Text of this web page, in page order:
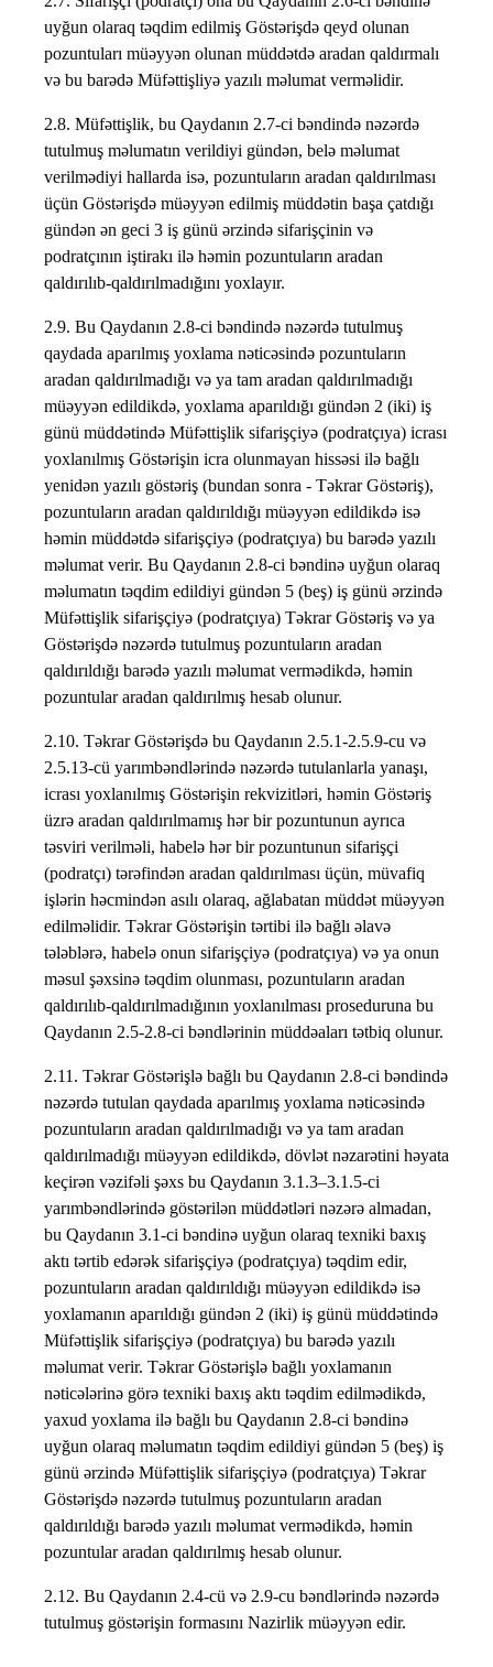
uyğun olaraq təqdim edilmiş Göstərişdə qeyd olunan
pozuntuları müəyyən olunan müddətdə aradan qaldırmalı
və bu barədə Müfəttişliyə yazılı məlumat verməlidir.
2.8. Müfəttişlik, bu Qaydanın 2.7-ci bəndində nəzərdə
tutulmuş məlumatın verildiyi gündən, belə məlumat
verilmədiyi hallarda isə, pozuntuların aradan qaldırılması
üçün Göstərişdə müəyyən edilmiş müddətin başa çatdığı
gündən ən geci 3 iş günü ərzində sifarişçinin və
podratçının iştirakı ilə həmin pozuntuların aradan
qaldırılıb-qaldırılmadığını yoxlayır.
2.9. Bu Qaydanın 2.8-ci bəndində nəzərdə tutulmuş
qaydada aparılmış yoxlama nəticəsində pozuntuların
aradan qaldırılmadığı və ya tam aradan qaldırılmadığı
müəyyən edildikdə, yoxlama aparıldığı gündən 2 (iki) iş
günü müddətində Müfəttişlik sifarişçiyə (podratçıya) icrası
yoxlanılmış Göstərişin icra olunmayan hissəsi ilə bağlı
yenidən yazılı göstəriş (bundan sonra - Təkrar Göstəriş),
pozuntuların aradan qaldırıldığı müəyyən edildikdə isə
həmin müddətdə sifarişçiyə (podratçıya) bu barədə yazılı
məlumat verir. Bu Qaydanın 2.8-ci bəndinə uyğun olaraq
məlumatın təqdim edildiyi gündən 5 (beş) iş günü ərzində
Müfəttişlik sifarişçiyə (podratçıya) Təkrar Göstəriş və ya
Göstərişdə nəzərdə tutulmuş pozuntuların aradan
qaldırıldığı barədə yazılı məlumat vermədikdə, həmin
pozuntular aradan qaldırılmış hesab olunur.
2.10. Təkrar Göstərişdə bu Qaydanın 2.5.1-2.5.9-cu və
2.5.13-cü yarımbəndlərində nəzərdə tutulanlarla yanaşı,
icrası yoxlanılmış Göstərişin rekvizitləri, həmin Göstəriş
üzrə aradan qaldırılmamış hər bir pozuntunun ayrıca
təsviri verilməli, habelə hər bir pozuntunun sifarişçi
(podratçı) tərəfindən aradan qaldırılması üçün, müvafiq
işlərin həcmindən asılı olaraq, ağlabatan müddət müəyyən
edilməlidir. Təkrar Göstərişin tərtibi ilə bağlı əlavə
tələblərə, habelə onun sifarişçiyə (podratçıya) və ya onun
məsul şəxsinə təqdim olunması, pozuntuların aradan
qaldırılıb-qaldırılmadığının yoxlanılması proseduruna bu
Qaydanın 2.5-2.8-ci bəndlərinin müddəaları tətbiq olunur.
2.11. Təkrar Göstərişlə bağlı bu Qaydanın 2.8-ci bəndində
nəzərdə tutulan qaydada aparılmış yoxlama nəticəsində
pozuntuların aradan qaldırılmadığı və ya tam aradan
qaldırılmadığı müəyyən edildikdə, dövlət nəzarətini həyata
keçirən vəzifəli şəxs bu Qaydanın 3.1.3–3.1.5-ci
yarımbəndlərində göstərilən müddətləri nəzərə almadan,
bu Qaydanın 3.1-ci bəndinə uyğun olaraq texniki baxış
aktı tərtib edərək sifarişçiyə (podratçıya) təqdim edir,
pozuntuların aradan qaldırıldığı müəyyən edildikdə isə
yoxlamanın aparıldığı gündən 2 (iki) iş günü müddətində
Müfəttişlik sifarişçiyə (podratçıya) bu barədə yazılı
məlumat verir. Təkrar Göstərişlə bağlı yoxlamanın
nəticələrinə görə texniki baxış aktı təqdim edilmədikdə,
yaxud yoxlama ilə bağlı bu Qaydanın 2.8-ci bəndinə
uyğun olaraq məlumatın təqdim edildiyi gündən 5 (beş) iş
günü ərzində Müfəttişlik sifarişçiyə (podratçıya) Təkrar
Göstərişdə nəzərdə tutulmuş pozuntuların aradan
qaldırıldığı barədə yazılı məlumat vermədikdə, həmin
pozuntular aradan qaldırılmış hesab olunur.
2.12. Bu Qaydanın 2.4-cü və 2.9-cu bəndlərində nəzərdə
tutulmuş göstərişin formasını Nazirlik müəyyən edir.